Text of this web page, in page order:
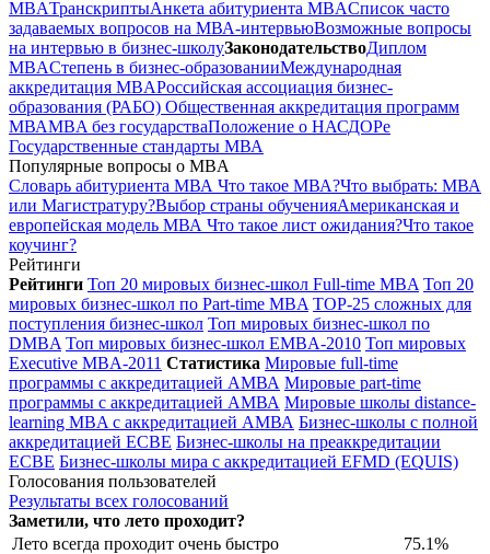
MBAТранскриптыАнкета абитуриента MBAСписок часто
задаваемых вопросов на МВА-интервьюВозможные вопросы
на интервью в бизнес-школуЗаконодательствоДиплом
MBAСтепень в бизнес-образованииМеждународная
аккредитация MBAРоссийская ассоциация бизнес-
образования (РАБО) Общественная аккредитация программ
МВАMBA без государстваПоложение о НАСДОРе
Государственные стандарты МВА
Популярные вопросы о MBA
Словарь абитуриента МВА Что такое МВА?Что выбрать: МВА
или Магистратуру?Выбор страны обученияАмериканская и
европейская модель МВА Что такое лист ожидания?Что такое
коучинг?
Рейтинги
Рейтинги Топ 20 мировых бизнес-школ Full-time MBA Топ 20
мировых бизнес-школ по Part-time MBA TOP-25 сложных для
поступления бизнес-школ Топ мировых бизнес-школ по
DMBA Топ мировых бизнес-школ EMBA-2010 Топ мировых
Executive MBA-2011 Cтатистика Мировые full-time
программы с аккредитацией АМВА Мировые part-time
программы с аккредитацией АМВА Мировые школы distance-
learning MBA с аккредитацией АМВА Бизнес-школы с полной
аккредитацией ECBE Бизнес-школы на преаккредитации
ECBE Бизнес-школы мира с аккредитацией EFMD (EQUIS)
Голосования пользователей
Результаты всех голосований
Заметили, что лето проходит?
Лето всегда проходит очень быстро
75.1%